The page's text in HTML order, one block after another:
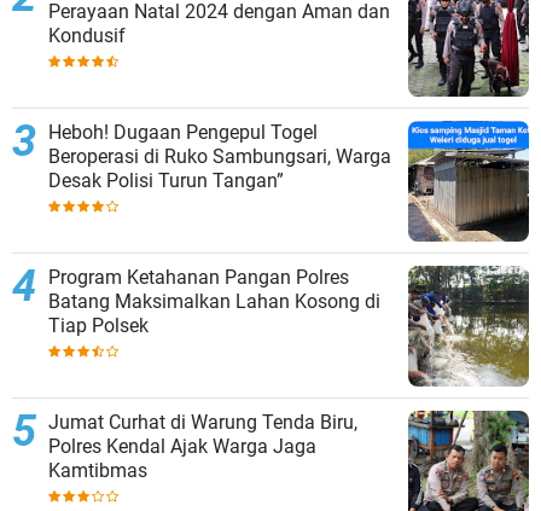
Perayaan Natal 2024 dengan Aman dan
Kondusif
Heboh! Dugaan Pengepul Togel
Beroperasi di Ruko Sambungsari, Warga
Desak Polisi Turun Tangan”
Program Ketahanan Pangan Polres
Batang Maksimalkan Lahan Kosong di
Tiap Polsek
Jumat Curhat di Warung Tenda Biru,
Polres Kendal Ajak Warga Jaga
Kamtibmas